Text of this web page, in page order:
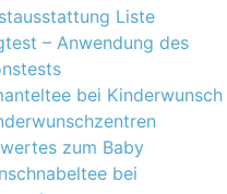
Liste
– Anwendung des
bei Kinderwunsch
zum Baby
bei